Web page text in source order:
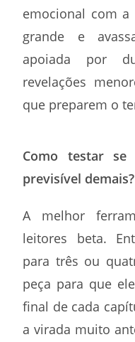
emocional com
grande e
apoiada por
revelações
que preparem o
Como testar
previsível demais?
A melhor
leitores beta.
para três ou
peça para que
final de cada
a virada muito